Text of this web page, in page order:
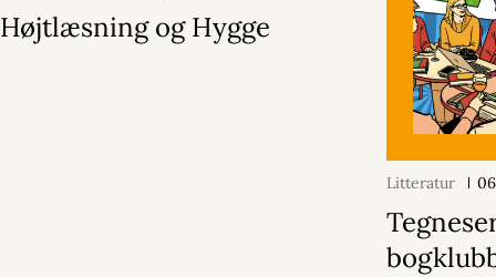
Højtlæsning og Hygge
Litteratur